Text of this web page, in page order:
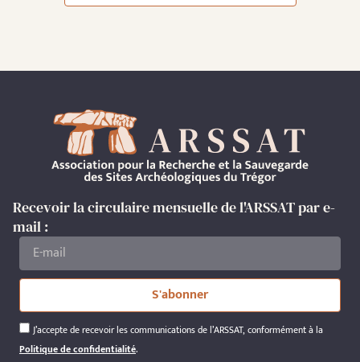
Recevoir la circulaire mensuelle de l'ARSSAT par e-
mail :
J’accepte de recevoir les communications de l’ARSSAT, conformément à la
Politique de confidentialité.
S'abonner